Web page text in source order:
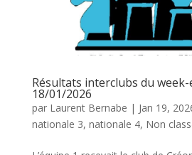
Résultats interclubs du week-
18/01/2026
par Laurent Bernabe | Jan 19,
nationale 3, nationale 4, Non